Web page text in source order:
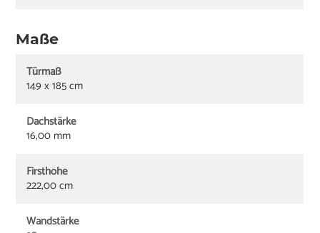
Maße
Türmaß
149 x 185 cm
Dachstärke
16,00 mm
Firsthöhe
222,00 cm
Wandstärke